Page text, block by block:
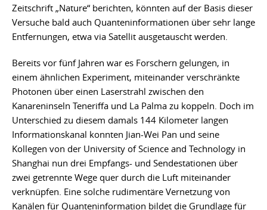
Zeitschrift „Nature“ berichten, könnten auf der Basis dieser
Versuche bald auch Quanteninformationen über sehr lange
Entfernungen, etwa via Satellit ausgetauscht werden.
Bereits vor fünf Jahren war es Forschern gelungen, in
einem ähnlichen Experiment, miteinander verschränkte
Photonen über einen Laserstrahl zwischen den
Kanareninseln Teneriffa und La Palma zu koppeln. Doch im
Unterschied zu diesem damals 144 Kilometer langen
Informationskanal konnten Jian-Wei Pan und seine
Kollegen von der University of Science and Technology in
Shanghai nun drei Empfangs- und Sendestationen über
zwei getrennte Wege quer durch die Luft miteinander
verknüpfen. Eine solche rudimentäre Vernetzung von
Kanälen für Quanteninformation bildet die Grundlage für